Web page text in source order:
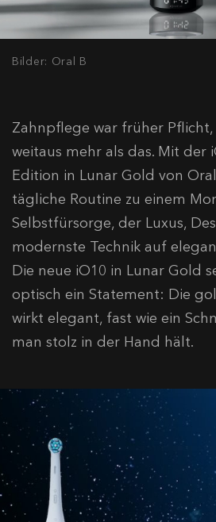
Bilder: Oral B
Zahnpflege war früher Pflicht,
weitaus mehr als das. Mit der
Edition in Lunar Gold von
tägliche Routine zu einem
Selbstfürsorge, der Luxus,
modernste Technik auf
Die neue iO10 in Lunar Gold
optisch ein Statement: Die
wirkt elegant, fast wie ein
man stolz in der Hand hält.